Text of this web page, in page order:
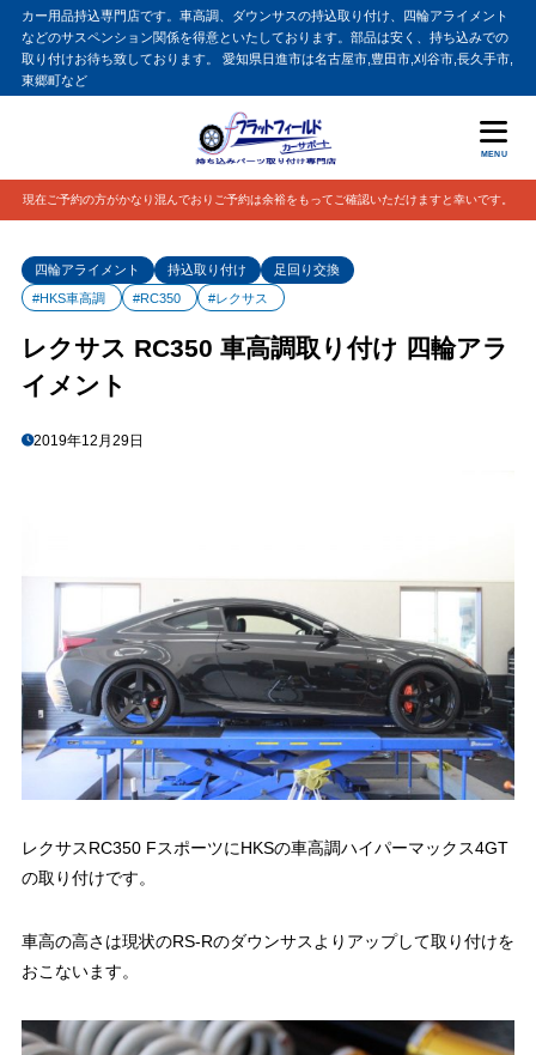
カー用品持込専門店です。車高調、ダウンサスの持込取り付け、四輪アライメント
などのサスペンション関係を得意といたしております。部品は安く、持ち込みでの
取り付けお待ち致しております。 愛知県日進市は名古屋市,豊田市,刈谷市,長久手市,
東郷町など
MENU
現在ご予約の方がかなり混んでおりご予約は余裕をもってご確認いただけますと幸いです。
四輪アライメント 持込取り付け
足回り交換
#HKS車高調
#RC350 #レクサス
レクサス RC350 車高調取り付け 四輪アラ
イメント
2019年12月29日
レクサスRC350 FスポーツにHKSの車高調ハイパーマックス4GT
の取り付けです。
車高の高さは現状のRS-Rのダウンサスよりアップして取り付けを
おこないます。